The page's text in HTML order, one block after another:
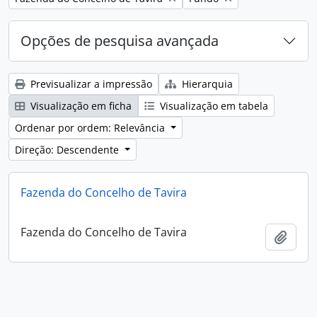
Opções de pesquisa avançada
Previsualizar a impressão
Hierarquia
Visualização em ficha
Visualização em tabela
Ordenar por ordem: Relevância
Direção: Descendente
Fazenda do Concelho de Tavira
Fazenda do Concelho de Tavira